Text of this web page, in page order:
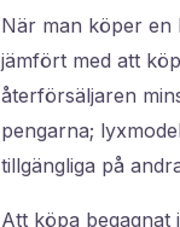
När man köper en
jämfört med att
återförsäljaren
pengarna;
tillgängliga på
Att köpa begagnat